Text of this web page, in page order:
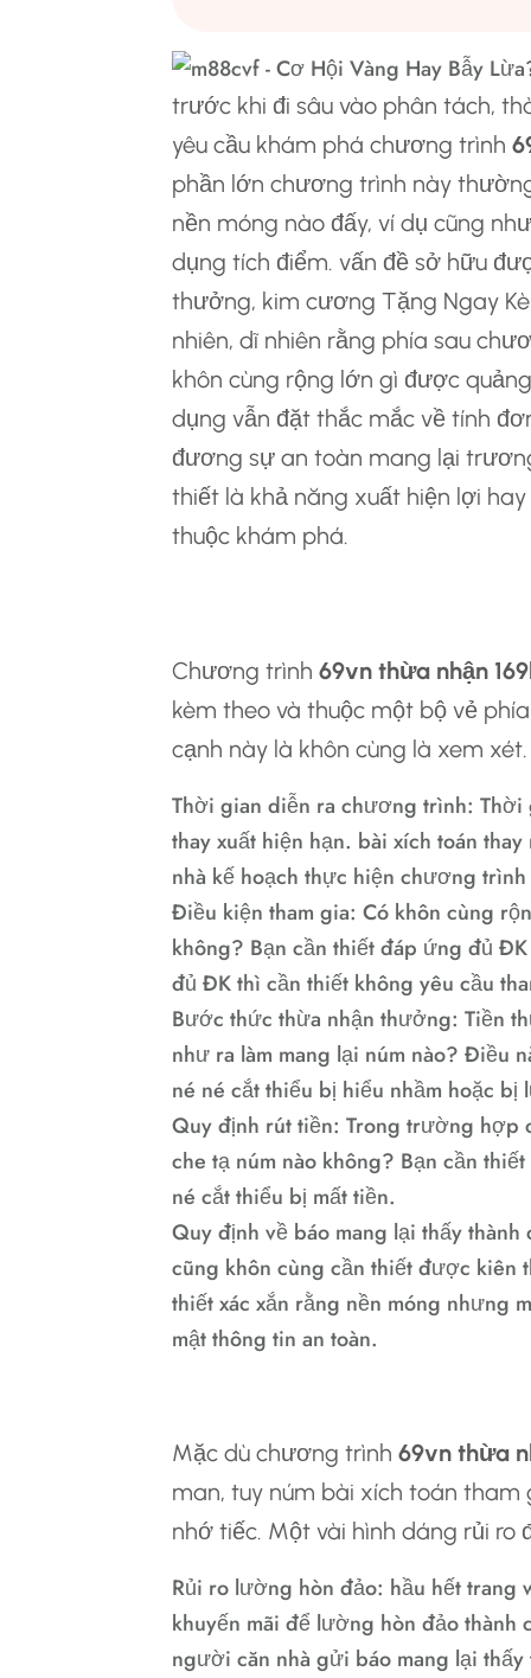
trước khi đi sâu vào phân tách,
yêu cầu khám phá chương trình
phần lớn chương trình này
nền móng nào đấy, ví dụ cũng
dụng tích điểm. vấn đề sở hữu
thưởng, kim cương Tặng Ngay
nhiên, dĩ nhiên rằng phía sau
khôn cùng rộng lớn gì được
dụng vẫn đặt thắc mắc về tính
đương sự an toàn mang lại
thiết là khả năng xuất hiện lợi
thuộc khám phá.
Chương trình 69vn thừa nhận
kèm theo và thuộc một bộ vẻ
cạnh này là khôn cùng là xem
Thời gian diễn ra chương trình:
thay xuất hiện hạn. bài xích toán
nhà kế hoạch thực hiện chương trình
Điều kiện tham gia: Có khôn cùng
không? Bạn cần thiết đáp ứng đủ
đủ ĐK thì cần thiết không yêu cầu
Bước thức thừa nhận thưởng: Tiền
như ra làm mang lại núm nào? Điều
né né cắt thiểu bị hiểu nhầm hoặc bị
Quy định rút tiền: Trong trường hợp
che tạ núm nào không? Bạn cần
né cắt thiểu bị mất tiền.
Quy định về báo mang lại thấy
cũng khôn cùng cần thiết được kiên
thiết xác xắn rằng nền móng nhưng
mật thông tin an toàn.
Mặc dù chương trình 69vn thừa
man, tuy núm bài xích toán tham
nhớ tiếc. Một vài hình dáng rủi
Rủi ro lường hòn đảo: hầu hết
khuyến mãi để lường hòn đảo
người căn nhà gửi báo mang lại